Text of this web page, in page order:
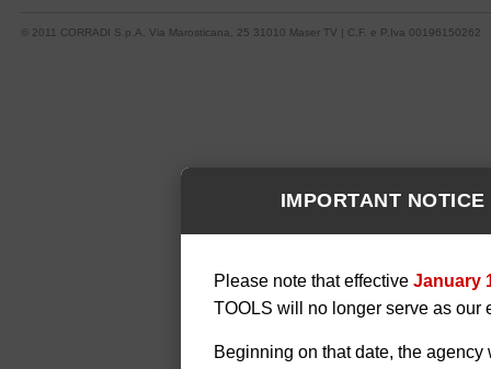
© 2011 CORRADI S.p.A. Via Marosticana, 25 31010 Maser TV | C.F. e P.Iva 00196150262
IMPORTANT
Please note that effective January
TOOLS will no longer serve as our
Beginning on that date, the